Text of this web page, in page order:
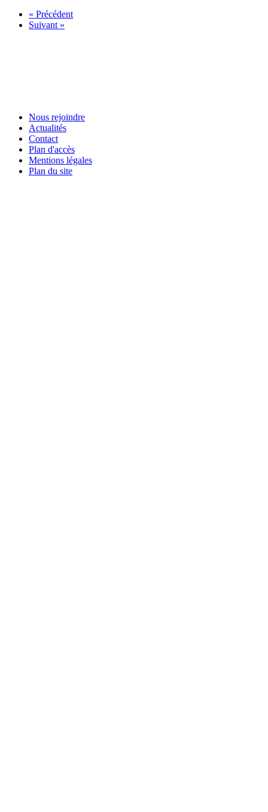
« Précédent
Suivant »
Nous rejoindre
Actualités
Contact
Plan d'accès
Mentions légales
Plan du site